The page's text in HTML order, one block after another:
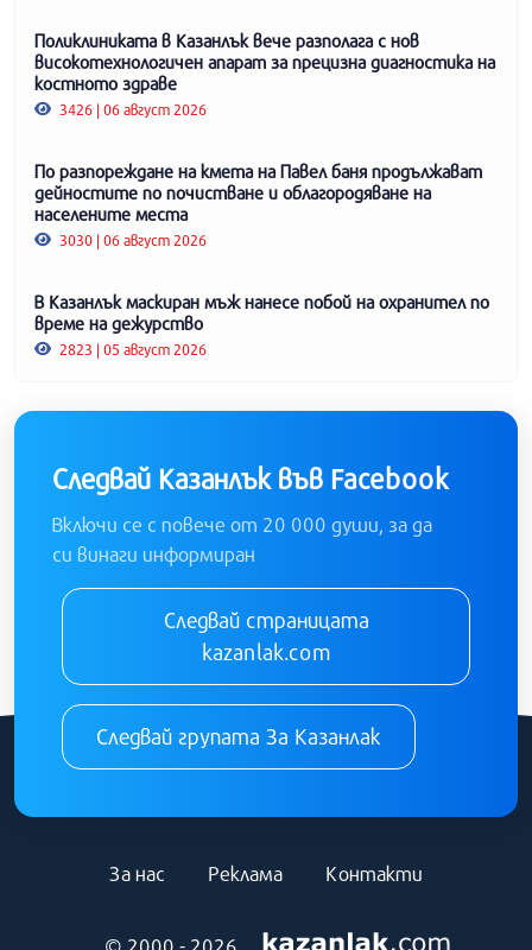
Поликлиниката в Казанлък вече разполага с нов
високотехнологичен апарат за прецизна диагностика на
костното здраве
3426 | 06 август 2026
По разпореждане на кмета на Павел баня продължават
дейностите по почистване и облагородяване на
населените места
3030 | 06 август 2026
В Казанлък маскиран мъж нанесе побой на охранител по
време на дежурство
2823 | 05 август 2026
Следвай Казанлък във Facebook
Включи се с повече от 20 000 души, за да
си винаги информиран
Следвай страницата
kazanlak.com
Следвай групата За Казанлак
За нас Реклама Контакти